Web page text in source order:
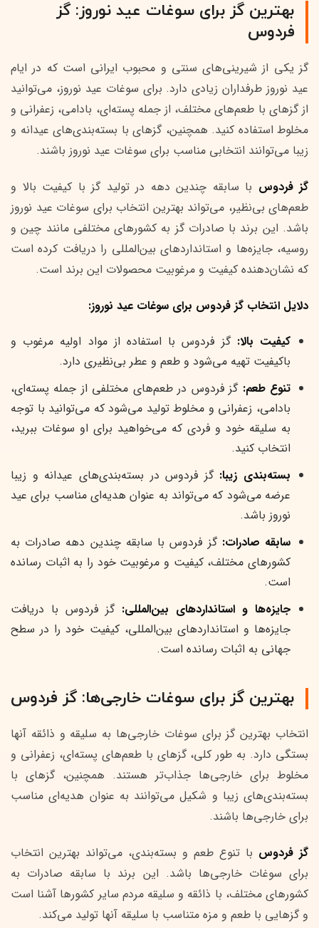
بهترین گز برای سوغات عید نوروز: گز
فردوس
گز یکی از شیرینی‌های سنتی و محبوب ایرانی است که در ایام
عید نوروز طرفداران زیادی دارد. برای سوغات عید نوروز، می‌توانید
از گزهای با طعم‌های مختلف، از جمله پسته‌ای، بادامی، زعفرانی و
مخلوط استفاده کنید. همچنین، گزهای با بسته‌بندی‌های عیدانه و
زیبا می‌توانند انتخابی مناسب برای سوغات عید نوروز باشند.
گز فردوس با سابقه چندین دهه در تولید گز با کیفیت بالا و
طعم‌های بی‌نظیر، می‌تواند بهترین انتخاب برای سوغات عید نوروز
باشد. این برند با صادرات گز به کشورهای مختلفی مانند چین و
روسیه، جایزه‌ها و استانداردهای بین‌المللی را دریافت کرده است
که نشان‌دهنده کیفیت و مرغوبیت محصولات این برند است.
دلایل انتخاب گز فردوس برای سوغات عید نوروز:
کیفیت بالا: گز فردوس با استفاده از مواد اولیه مرغوب و
باکیفیت تهیه می‌شود و طعم و عطر بی‌نظیری دارد.
تنوع طعم: گز فردوس در طعم‌های مختلفی از جمله پسته‌ای،
بادامی، زعفرانی و مخلوط تولید می‌شود که می‌توانید با توجه
به سلیقه خود و فردی که می‌خواهید برای او سوغات ببرید،
انتخاب کنید.
بسته‌بندی زیبا: گز فردوس در بسته‌بندی‌های عیدانه و زیبا
عرضه می‌شود که می‌تواند به عنوان هدیه‌ای مناسب برای عید
نوروز باشد.
سابقه صادرات: گز فردوس با سابقه چندین دهه صادرات به
کشورهای مختلف، کیفیت و مرغوبیت خود را به اثبات رسانده
است.
جایزه‌ها و استانداردهای بین‌المللی: گز فردوس با دریافت
جایزه‌ها و استانداردهای بین‌المللی، کیفیت خود را در سطح
جهانی به اثبات رسانده است.
بهترین گز برای سوغات خارجی‌ها: گز فردوس
انتخاب بهترین گز برای سوغات خارجی‌ها به سلیقه و ذائقه آنها
بستگی دارد. به طور کلی، گزهای با طعم‌های پسته‌ای، زعفرانی و
مخلوط برای خارجی‌ها جذاب‌تر هستند. همچنین، گزهای با
بسته‌بندی‌های زیبا و شکیل می‌توانند به عنوان هدیه‌ای مناسب
برای خارجی‌ها باشند.
گز فردوس با تنوع طعم و بسته‌بندی، می‌تواند بهترین انتخاب
برای سوغات خارجی‌ها باشد. این برند با سابقه صادرات به
کشورهای مختلف، با ذائقه و سلیقه مردم سایر کشورها آشنا است
و گزهایی با طعم و مزه متناسب با سلیقه آنها تولید می‌کند.